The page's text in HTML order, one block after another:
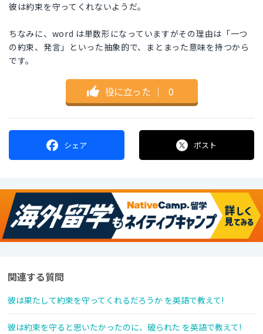
彼は約束を守ってくれないようだ。
ちなみに、word は単数形になっていますがその理由は「一つ
の約束、発言」といった抽象的で、まとまった意味を持つから
です。
役に立った ｜ 0
シェア ポスト
関連する質問
彼は果たして約束を守ってくれるだろうか を英語で教えて!
彼は約束を守ると思いたかったのに、破られた を英語で教えて!